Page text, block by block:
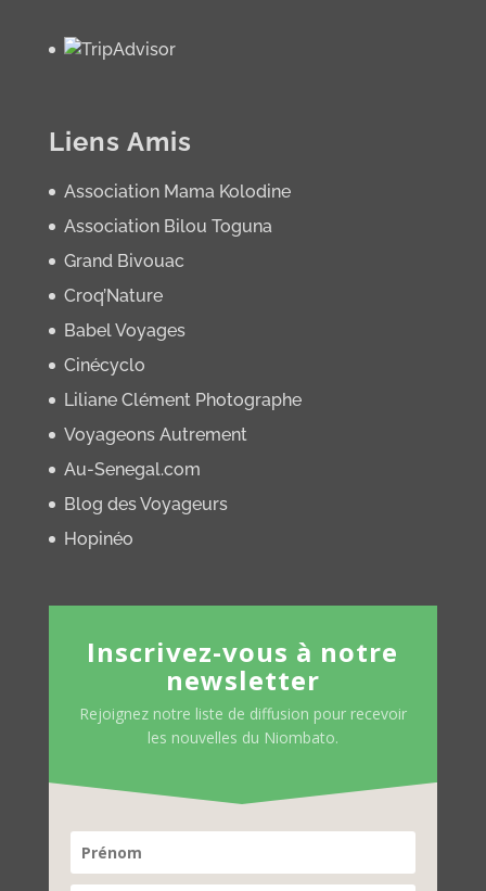
Liens Amis
Association Mama Kolodine
Association Bilou Toguna
Grand Bivouac
Croq’Nature
Babel Voyages
Cinécyclo
Liliane Clément Photographe
Voyageons Autrement
Au-Senegal.com
Blog des Voyageurs
Hopinéo
Inscrivez-vous à notre
newsletter
Rejoignez notre liste de diffusion pour recevoir
les nouvelles du Niombato.